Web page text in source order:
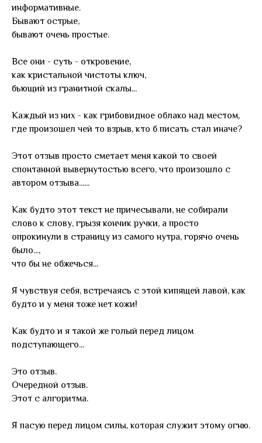
информативные.
Бывают острые,
бывают очень простые.
Все они - суть - откровение,
как кристальной чистоты ключ,
бьющий из гранитной скалы...
Каждый из них - как грибовидное облако над местом,
где произошел чей то взрыв, кто б писать стал иначе?
Этот отзыв просто сметает меня какой то своей
спонтанной вывернутостью всего, что произошло с
автором отзыва......
Как будто этот текст не причесывали, не собирали
слово к слову, грызя кончик ручки, а просто
опрокинули в страницу из самого нутра, горячо очень
было...,
что бы не обжечься...
Я чувствуя себя, встречаясь с этой кипящей лавой, как
будто и у меня тоже нет кожи!
Как будто и я такой же голый перед лицом
подступающего...
Это отзыв.
Очередной отзыв.
Этот с алгоритма.
Я пасую перед лицом силы, которая служит этому огню.